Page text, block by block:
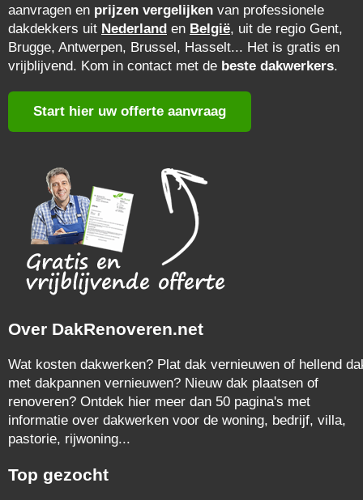
aanvragen en prijzen vergelijken van professionele
dakdekkers uit Nederland en België, uit de regio Gent,
Brugge, Antwerpen, Brussel, Hasselt... Het is gratis en
vrijblijvend. Kom in contact met de beste dakwerkers.
Start hier uw offerte aanvraag
Over DakRenoveren.net
Wat kosten dakwerken? Plat dak vernieuwen of hellend
met dakpannen vernieuwen? Nieuw dak plaatsen of
renoveren? Ontdek hier meer dan 50 pagina's met
informatie over dakwerken voor de woning, bedrijf, villa,
pastorie, rijwoning...
Top gezocht